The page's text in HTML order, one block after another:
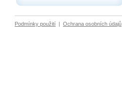
Podmínky použití | Ochrana osobních údajů